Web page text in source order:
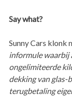
Say what?
Sunny Cars klonk
informule waarbij
ongelimiteerde
dekking van glas-
terugbetaling